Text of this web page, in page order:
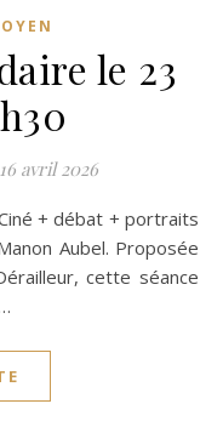
le 23
16 avril 2026
Aubel. Proposée
cette séance